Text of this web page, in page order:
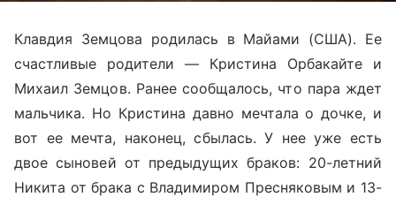
Клавдия Земцова родилась в Майами (США). Ее
счастливые родители — Кристина Орбакайте и
Михаил Земцов. Ранее сообщалось, что пара ждет
мальчика. Но Кристина давно мечтала о дочке, и
вот ее мечта, наконец, сбылась. У нее уже есть
двое сыновей от предыдущих браков: 20-летний
Никита от брака с Владимиром Пресняковым и 13-